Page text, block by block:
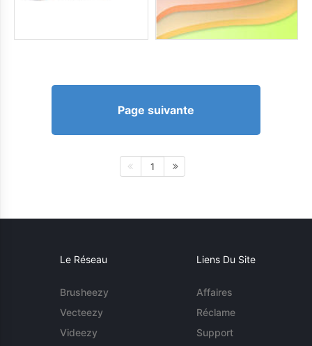
Page suivante
1
Le Réseau
Brusheezy
Vecteezy
Videezy
Liens Du Site
Affaires
Réclame
Support